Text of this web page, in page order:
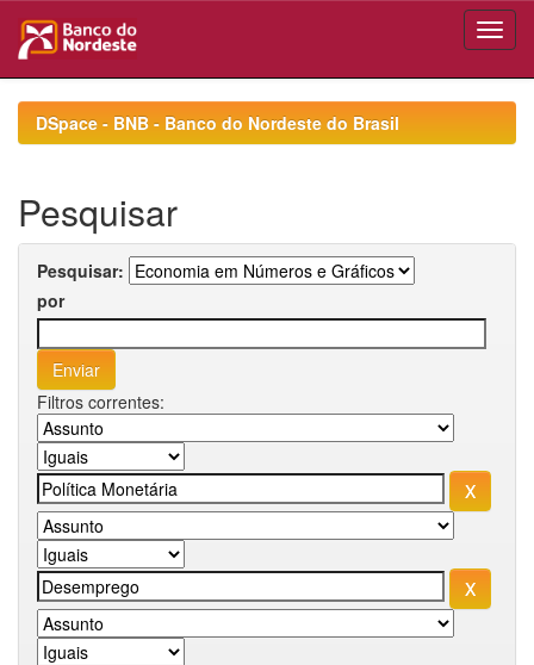
navigationDSpace - BNB - Banco do Nordeste do Brasil
Pesquisar
Pesquisar:
por
Filtros correntes: